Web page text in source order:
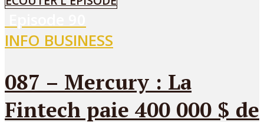
INFO BUSINESS
087 – Mercury : La
Fintech paie 400 000 $ de